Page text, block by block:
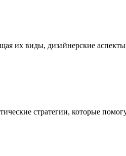
их виды, дизайнерские
стратегии, которые